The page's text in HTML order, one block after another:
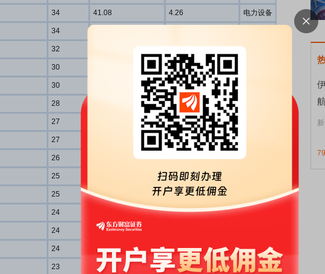
34 41.08 4.26 电力设备
34
32 有色金属
30 0.81
30 3.12
28 -9.53
27 14.23
27 1.06
26 4.17 通信
25 -4.47
25 13.96 4.33
24 2.95 有色金属
24 38.61
24 26.80 19.91 传媒
23 7.77 0.13 机械设备
79